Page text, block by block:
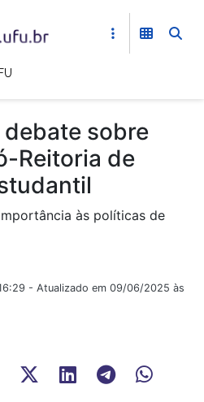
sobre
Reitoria de
às políticas de
- Atualizado em 09/06/2025 às